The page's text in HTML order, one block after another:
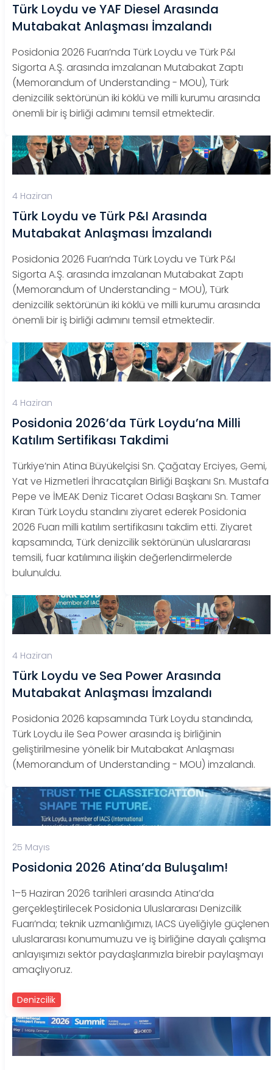
Türk Loydu ve YAF Diesel Arasında
Mutabakat Anlaşması İmzalandı
Posidonia 2026 Fuarı’nda Türk Loydu ve Türk P&I
Sigorta A.Ş. arasında imzalanan Mutabakat Zaptı
(Memorandum of Understanding - MOU), Türk
denizcilik sektörünün iki köklü ve milli kurumu arasında
önemli bir iş birliği adımını temsil etmektedir.
4 Haziran
Türk Loydu ve Türk P&I Arasında
Mutabakat Anlaşması İmzalandı
Posidonia 2026 Fuarı’nda Türk Loydu ve Türk P&I
Sigorta A.Ş. arasında imzalanan Mutabakat Zaptı
(Memorandum of Understanding - MOU), Türk
denizcilik sektörünün iki köklü ve milli kurumu arasında
önemli bir iş birliği adımını temsil etmektedir.
4 Haziran
Posidonia 2026’da Türk Loydu’na Milli
Katılım Sertifikası Takdimi
Türkiye’nin Atina Büyükelçisi Sn. Çağatay Erciyes, Gemi,
Yat ve Hizmetleri İhracatçıları Birliği Başkanı Sn. Mustafa
Pepe ve İMEAK Deniz Ticaret Odası Başkanı Sn. Tamer
Kıran Türk Loydu standını ziyaret ederek Posidonia
2026 Fuarı milli katılım sertifikasını takdim etti. Ziyaret
kapsamında, Türk denizcilik sektörünün uluslararası
temsili, fuar katılımına ilişkin değerlendirmelerde
bulunuldu.
4 Haziran
Türk Loydu ve Sea Power Arasında
Mutabakat Anlaşması İmzalandı
Posidonia 2026 kapsamında Türk Loydu standında,
Türk Loydu ile Sea Power arasında iş birliğinin
geliştirilmesine yönelik bir Mutabakat Anlaşması
(Memorandum of Understanding - MOU) imzalandı.
25 Mayıs
Posidonia 2026 Atina’da Buluşalım!
1–5 Haziran 2026 tarihleri arasında Atina’da
gerçekleştirilecek Posidonia Uluslararası Denizcilik
Fuarı’nda; teknik uzmanlığımızı, IACS üyeliğiyle güçlenen
uluslararası konumumuzu ve iş birliğine dayalı çalışma
anlayışımızı sektör paydaşlarımızla birebir paylaşmayı
amaçlıyoruz.
Denizcilik